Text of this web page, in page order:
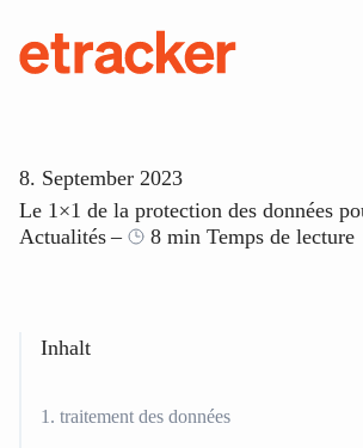
8. September 2023
Le 1×1 de la protection des données
Actualités
8 min Temps de lecture
Inhalt
1. traitement des données